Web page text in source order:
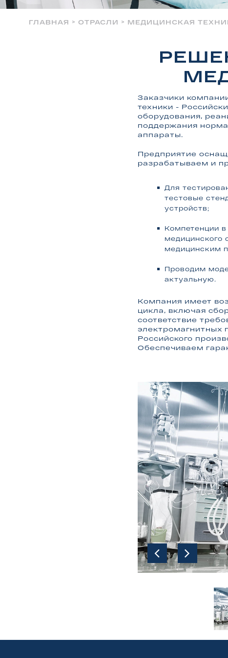
ГЛАВНАЯ > ОТРАСЛИ > МЕДИЦИНСКАЯ
Заказчики
техники -
оборудования,
поддержания
аппараты.
Предприятие
разрабатываем и
Для
тестовые
устройств;
Компетенции
медицинского
медицинским
Проводим
актуальную.
Компания имеет
цикла, включая
соответствие
электромагнитных
Российского
Обеспечиваем